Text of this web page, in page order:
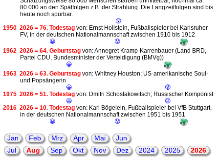
80.000 an den Spätfolgen z.B. der Strahlung. Die Langzeitfolgen sind bis
heute noch spürbar.
😲
1950 2026 = 76. Todestag von: Ernst Hollstein, Fußballspieler bei Karlsruher
FV, in der deutschen Nationalmannschaft zwischen 1910 bis 1912
😀
😟
1962 2026 = 64. Geburtstag von: Annegret Kramp-Karrenbauer (Land BRD,
Partei CDU, Bundesminister der Verteidigung (BMVg))
😀
1963 2026 = 63. Geburtstag von: Whitney Houston; US-amerikanische Soul-
und Popsängerin
😀
😟
1975 2026 = 51. Todestag von: Dmitri Schostakowitsch; Russischer Komponist
😀
😟
2016 2026 = 10. Todestag von: Karl Bögelein, Fußballspieler bei VfB Stuttgart,
in der deutschen Nationalmannschaft zwischen 1951 bis 1951
😀
😟
Jan Feb Mrz Apr Mai
Jun
Jul
Aug Sep Okt Nov Dez 2024 2025
2026